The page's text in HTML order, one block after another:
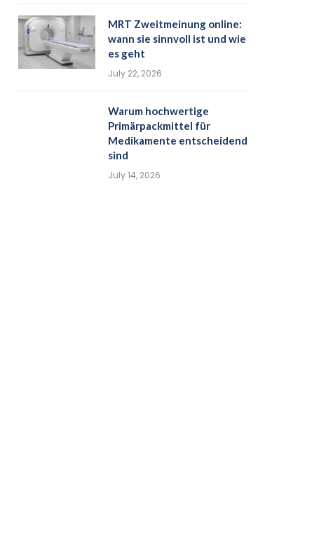
MRT Zweitmeinung online:
wann sie sinnvoll ist und wie
es geht
July 22, 2026
Warum hochwertige
Primärpackmittel für
Medikamente entscheidend
sind
July 14, 2026